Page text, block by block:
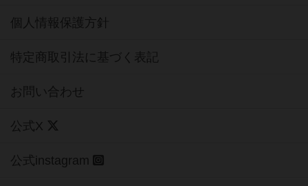
個人情報保護方針
特定商取引法に基づく表記
お問い合わせ
公式X
公式instagram